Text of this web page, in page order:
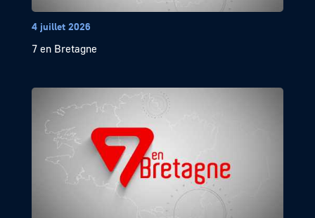
4 juillet 2026
7 en Bretagne